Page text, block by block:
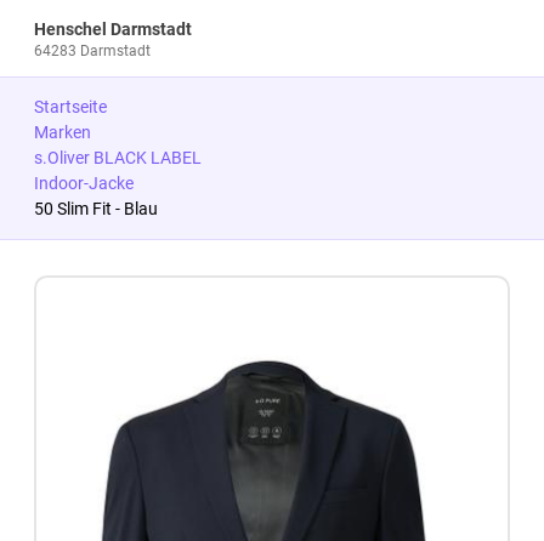
Henschel Darmstadt
64283 Darmstadt
Startseite
Marken
s.Oliver BLACK LABEL
Indoor-Jacke
50 Slim Fit - Blau